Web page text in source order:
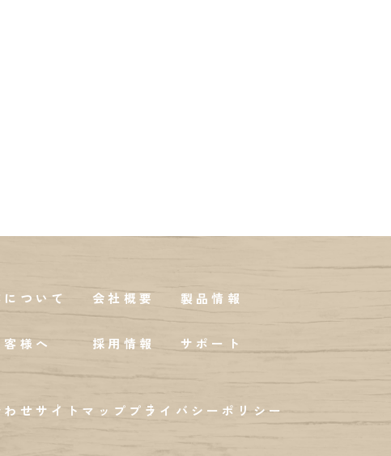
ついて
様へ
会社概要
採用情報
製品情報
サポート
せサイトマップ プライバシーポリシー